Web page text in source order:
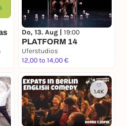
Do, 13. Aug | 19:00
PLATFORM 14
Uferstudios
12,00 to 14,00 €
1.4K